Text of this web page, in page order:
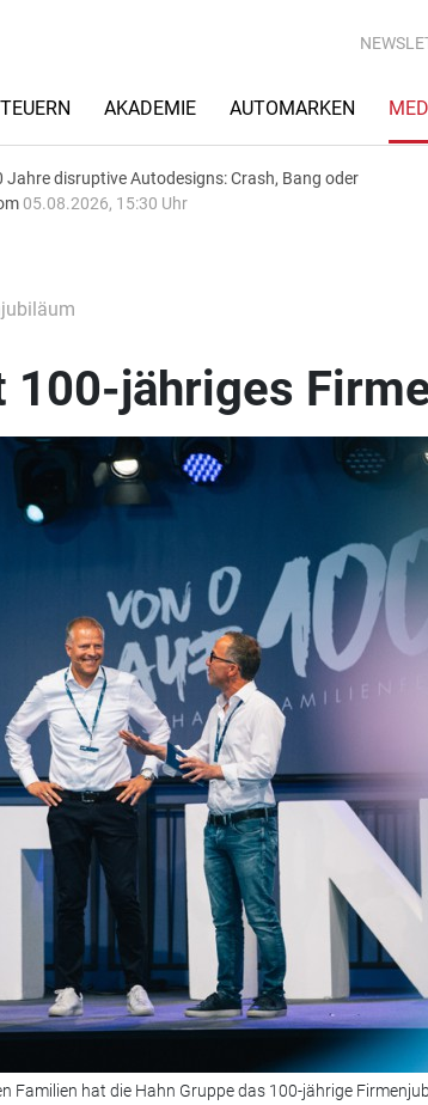
AKADEMIE AUTOMARKEN
Jahre disruptive Autodesigns: Crash, Bang oder
05.08.2026, 15:30 Uhr
100-jähriges
Familien hat die Hahn Gruppe das 100-jährige